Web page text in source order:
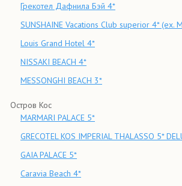
Грекотел Дафнила Бэй 4*
SUNSHAINE Vacations Club superior 4* (ex.
Louis Grand Hotel 4*
NISSAKI BEACH 4*
MESSONGHI BEACH 3*
Остров Кос
MARMARI PALACE 5*
GRECOTEL KOS IMPERIAL THALASSO 5*
GAIA PALACE 5*
Caravia Beach 4*